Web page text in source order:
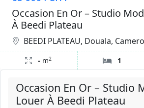
Occasion En Or – Studio
Louer À Beedi Plateau
Occasion En Or – Studio
À Beedi Plateau
BEEDI PLATEAU, Douala,
- m2 1